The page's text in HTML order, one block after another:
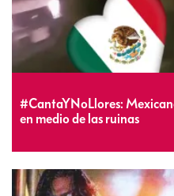
#CantaYNoLlores:
en medio de las ruinas